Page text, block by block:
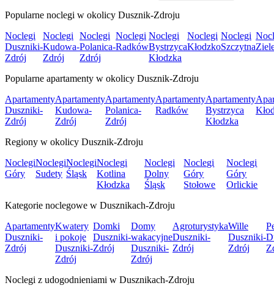
Popularne noclegi w okolicy Dusznik-Zdroju
Noclegi
Duszniki-
Zdrój
Noclegi
Kudowa-
Zdrój
Noclegi
Polanica-
Zdrój
Noclegi
Radków
Noclegi
Bystrzyca
Kłodzka
Noclegi
Kłodzko
Noclegi
Szczytna
Popularne apartamenty w okolicy Dusznik-Zdroju
Apartamenty
Duszniki-
Zdrój
Apartamenty
Kudowa-
Zdrój
Apartamenty
Polanica-
Zdrój
Apartamenty
Radków
Apartamenty
Bystrzyca
Kłodzka
Regiony w okolicy Dusznik-Zdroju
Noclegi
Góry
Noclegi
Sudety
Noclegi
Śląsk
Noclegi
Kotlina
Kłodzka
Noclegi
Dolny
Śląsk
Noclegi
Góry
Stołowe
Noclegi
Góry
Orlickie
Kategorie noclegowe w Dusznikach-Zdroju
Apartamenty
Duszniki-
Zdrój
Kwatery
i pokoje
Duszniki-
Zdrój
Domki
Duszniki-
Zdrój
Domy
wakacyjne
Duszniki-
Zdrój
Agroturystyka
Duszniki-
Zdrój
Wille
Duszniki-
Zdrój
Noclegi z udogodnieniami w Dusznikach-Zdroju